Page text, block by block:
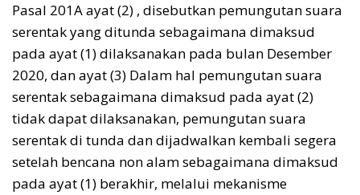
Pasal 201A ayat (2) , disebutkan pemungutan suara
serentak yang ditunda sebagaimana dimaksud
pada ayat (1) dilaksanakan pada bulan Desember
2020, dan ayat (3) Dalam hal pemungutan suara
serentak sebagaimana dimaksud pada ayat (2)
tidak dapat dilaksanakan, pemungutan suara
serentak di tunda dan dijadwalkan kembali segera
setelah bencana non alam sebagaimana dimaksud
pada ayat (1) berakhir, melalui mekanisme